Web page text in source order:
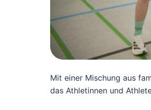
Mit einer Mischung aus
das Athletinnen und